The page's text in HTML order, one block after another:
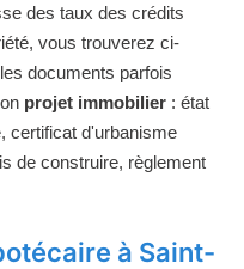
des taux des crédits
vous trouverez ci-
documents parfois
projet immobilier : état
certificat d'urbanisme
de construire, règlement
à Saint-